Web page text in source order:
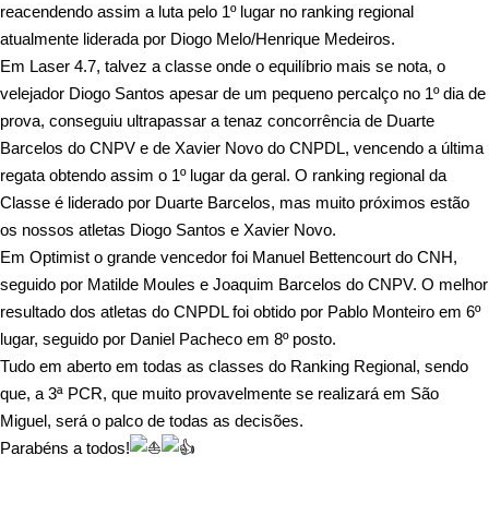
reacendendo assim a luta pelo 1º lugar no ranking regional
atualmente liderada por Diogo Melo/Henrique Medeiros.
Em Laser 4.7, talvez a classe onde o equilíbrio mais se nota, o
velejador Diogo Santos apesar de um pequeno percalço no 1º dia de
prova, conseguiu ultrapassar a tenaz concorrência de Duarte
Barcelos do CNPV e de Xavier Novo do CNPDL, vencendo a última
regata obtendo assim o 1º lugar da geral. O ranking regional da
Classe é liderado por Duarte Barcelos, mas muito próximos estão
os nossos atletas Diogo Santos e Xavier Novo.
Em Optimist o grande vencedor foi Manuel Bettencourt do CNH,
seguido por Matilde Moules e Joaquim Barcelos do CNPV. O melhor
resultado dos atletas do CNPDL foi obtido por Pablo Monteiro em 6º
lugar, seguido por Daniel Pacheco em 8º posto.
Tudo em aberto em todas as classes do Ranking Regional, sendo
que, a 3ª PCR, que muito provavelmente se realizará em São
Miguel, será o palco de todas as decisões.
Parabéns a todos!